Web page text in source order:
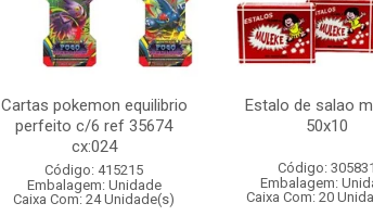
Cartas pokemon equilibrio
perfeito c/6 ref 35674
cx:024
Código: 415215
Embalagem: Unidade
Caixa Com: 24 Unidade(s)
Estalo de salao
50x10
Código: 305831
Embalagem:
Caixa Com: 20